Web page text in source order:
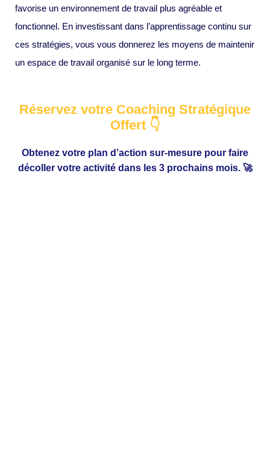
favorise un environnement de travail plus agréable et
fonctionnel. En investissant dans l’apprentissage continu sur
ces stratégies, vous vous donnerez les moyens de maintenir
un espace de travail organisé sur le long terme.
Réservez votre Coaching Stratégique
Offert 👇
Obtenez votre plan d’action sur-mesure pour faire
décoller votre activité dans les 3 prochains mois. 🚀